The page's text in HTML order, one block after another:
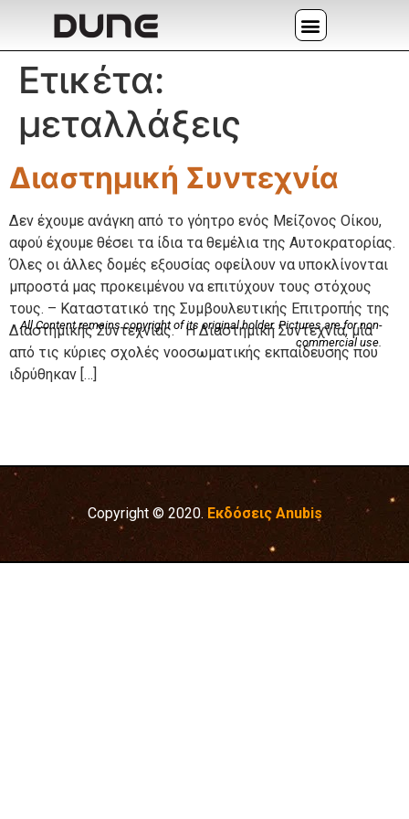
Ετικέτα:
μεταλλάξεις
Διαστημική Συντεχνία
Δεν έχουμε ανάγκη από το γόητρο ενός Μείζονος Οίκου,
αφού έχουμε θέσει τα ίδια τα θεμέλια της Αυτοκρατορίας.
Όλες οι άλλες δομές εξουσίας οφείλουν να υποκλίνονται
μπροστά μας προκειμένου να επιτύχουν τους στόχους
τους. – Καταστατικό της Συμβουλευτικής Επιτροπής της
Διαστημικής Συντεχνίας. Η Διαστημική Συντεχνία, μία
από τις κύριες σχολές νοοσωματικής εκπαίδευσης που
ιδρύθηκαν […]
All Content remains copyright of its original holder. Pictures are for non-
commercial use.
Copyright © 2020. Εκδόσεις Anubis